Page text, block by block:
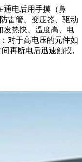
通电后用手摸（鼻
雷管、变压器、驱动
发热快、温度高、电
对于高电压的元件如
再断电后迅速触摸,